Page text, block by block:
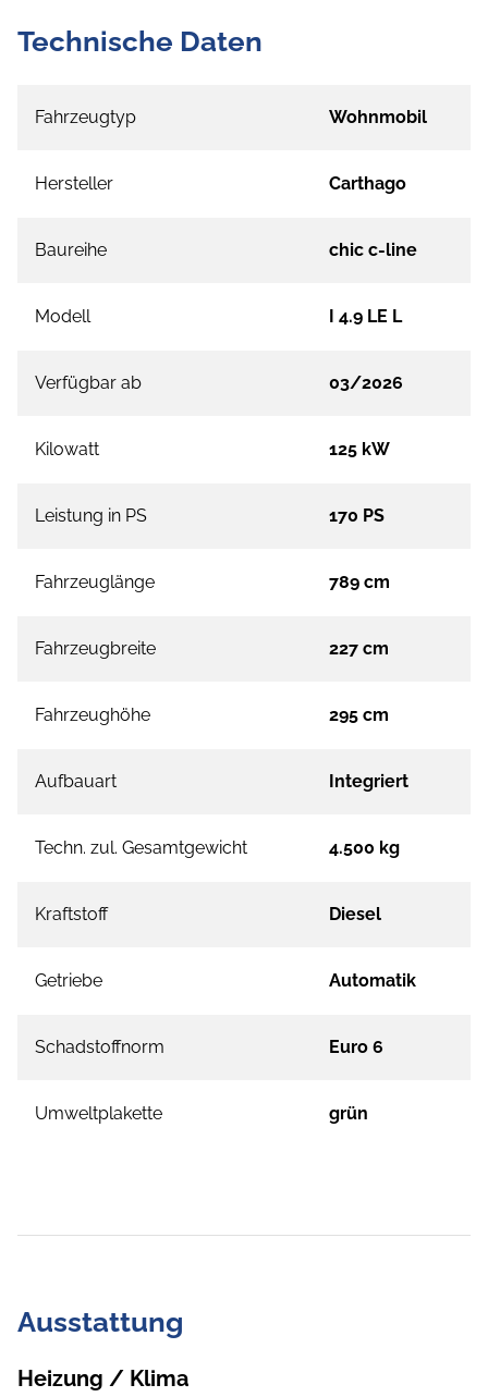
Technische Daten
Fahrzeugtyp Wohnmobil
Hersteller Carthago
Baureihe chic c-line
Modell I 4.9 LE L
Verfügbar ab 03/2026
Kilowatt 125 kW
Leistung in PS 170 PS
Fahrzeuglänge 789 cm
Fahrzeugbreite 227 cm
Fahrzeughöhe 295 cm
Aufbauart Integriert
Techn. zul. Gesamtgewicht 4.500 kg
Kraftstoff Diesel
Getriebe Automatik
Schadstoffnorm Euro 6
Umweltplakette grün
Ausstattung
Heizung / Klima